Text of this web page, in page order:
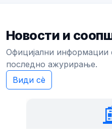
Новости и
Официјални информации
последно ажурирање.
Види сè